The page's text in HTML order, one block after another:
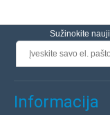
Sužinokite
Informacija